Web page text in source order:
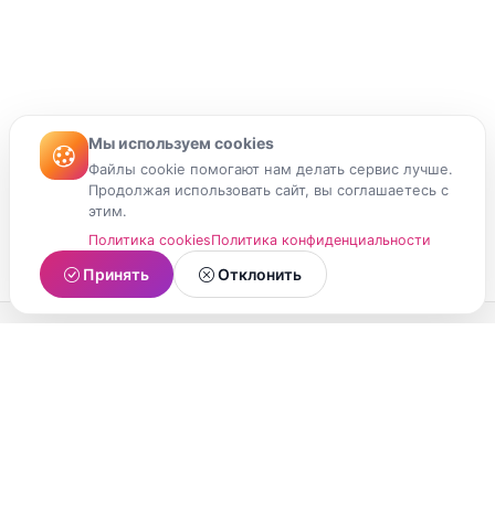
Мы используем cookies
Файлы cookie помогают нам делать сервис лучше.
Продолжая использовать сайт, вы соглашаетесь с
этим.
Политика cookiesПолитика конфиденциальности
Принять Отклонить